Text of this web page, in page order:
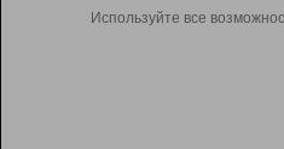
Используйте все